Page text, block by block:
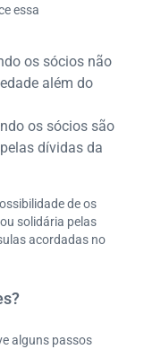
essa
os sócios não
além do
os sócios são
dívidas da
de os
solidária pelas
acordadas no
alguns passos